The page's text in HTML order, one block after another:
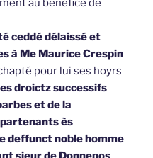
au bénéfice de
ceddé délaissé et
à Me Maurice Crespin
pour lui ses hoyrs
droictz successifs
et de la
ès
deffunct noble homme